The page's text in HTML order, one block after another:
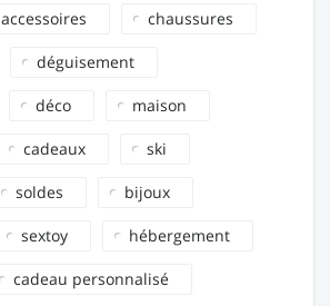
accessoires chaussures
déguisement
déco maison
cadeaux ski
soldes bijoux
sextoy hébergement
cadeau personnalisé